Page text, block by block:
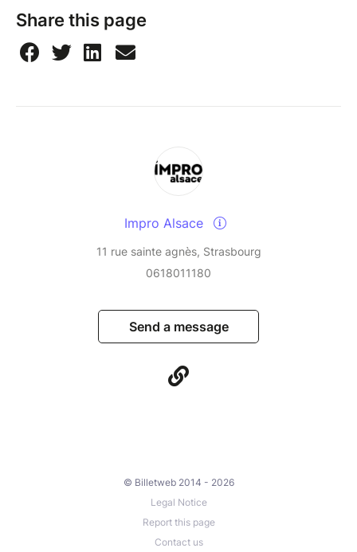
Share this page
Impro Alsace
11 rue sainte agnès, Strasbourg
0618011180
Send a message
© Billetweb 2014 - 2026
Legal Notice
Report this page
Contact us